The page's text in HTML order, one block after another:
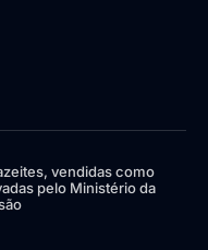
vendidas como
pelo Ministério da